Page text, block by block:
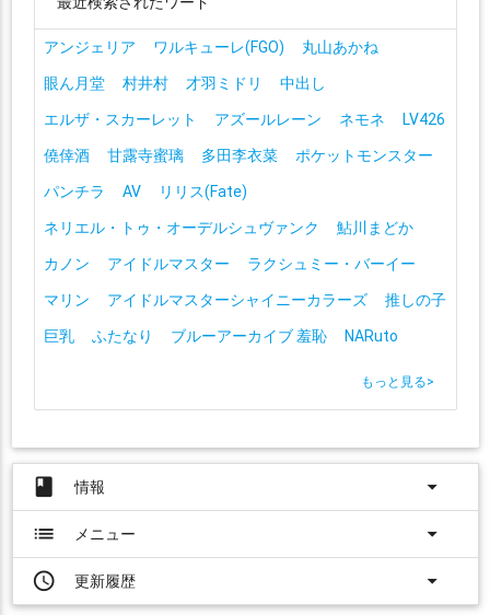
アンジェリア ワルキューレ(FGO)
丸山あかね
眼ん月堂
村井村 才羽ミドリ
中出し
エルザ・スカーレット
アズールレーン ネモネ
LV426
僥倖酒
甘露寺蜜璃 多田李衣菜
ポケットモンスター
パンチラ
AV
リリス(Fate)
ネリエル・トゥ・オーデルシュヴァンク
鮎川まどか
カノン
アイドルマスター
ラクシュミー・バーイー
マリン
アイドルマスターシャイニーカラーズ
推しの子
巨乳
ふたなり ブルーアーカイブ 羞恥 NARuto
もっと見る>
book 情報
arrow_drop_down
list
メニュー
arrow_drop_down
access_time
更新履歴 arrow_drop_down